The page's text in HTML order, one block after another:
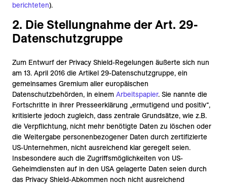
berichteten).
2. Die Stellungnahme der Art. 29-
Datenschutzgruppe
Zum Entwurf der Privacy Shield-Regelungen äußerte sich nun
am 13. April 2016 die Artikel 29-Datenschutzgruppe, ein
gemeinsames Gremium aller europäischen
Datenschutzbehörden, in einem Arbeitspapier. Sie nannte die
Fortschritte in ihrer Presseerklärung „ermutigend und positiv“,
kritisierte jedoch zugleich, dass zentrale Grundsätze, wie z.B.
die Verpflichtung, nicht mehr benötigte Daten zu löschen oder
die Weitergabe personenbezogener Daten durch zertifizierte
US-Unternehmen, nicht ausreichend klar geregelt seien.
Insbesondere auch die Zugriffsmöglichkeiten von US-
Geheimdiensten auf in den USA gelagerte Daten seien durch
das Privacy Shield-Abkommen noch nicht ausreichend